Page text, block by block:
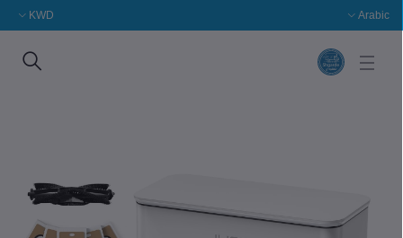
Arabic
KWD